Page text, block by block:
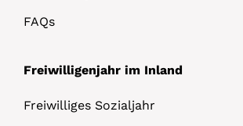
FAQs
Freiwilligenjahr im Inland
Freiwilliges Sozialjahr